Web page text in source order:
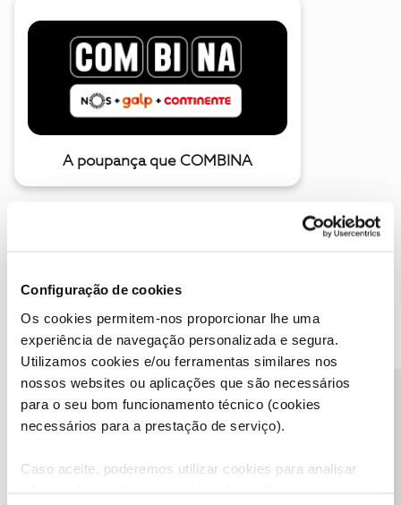
Configuração de cookies
Os cookies permitem-nos proporcionar lhe uma
experiência de navegação personalizada e segura.
Utilizamos cookies e/ou ferramentas similares nos
nossos websites ou aplicações que são necessários
para o seu bom funcionamento técnico (cookies
necessários para a prestação de serviço).
Caso aceite, poderemos utilizar cookies para analisar
A poupança que COMBINA
Descubra as novidades de julho